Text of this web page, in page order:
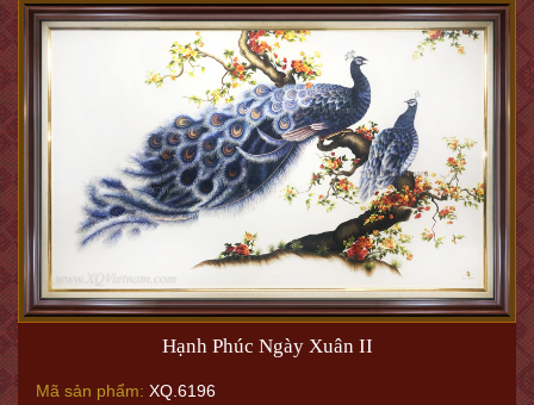
Hạnh Phúc Ngày Xuân II
Mã sản phẩm: XQ.6196